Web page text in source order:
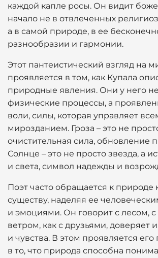
каждой капле росы. Он видит
начало не в отвлеченных
а в самой природе, в ее
разнообразии и гармонии.
Этот пантеистический взгляд на
проявляется в том, как Купала
природные явления. Они у него
физические процессы, а
воли, силы, которая управляет
мирозданием. Гроза – это не
очистительная сила, обновление
Солнце – это не просто звезда, а
и света, символ надежды и
Поэт часто обращается к природе
существу, наделяя ее
и эмоциями. Он говорит с лесом, с
ветром, как с друзьями, доверяет
и чувства. В этом проявляется его
в то, что природа способна